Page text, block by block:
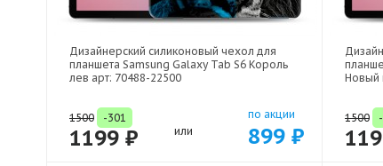
Дизайнерский силиконовый чехол для
планшета Samsung Galaxy Tab S6 Король
лев арт: 70488-22500
1500 -301
1199 ₽ или
по акции
899 ₽
Новый
1500